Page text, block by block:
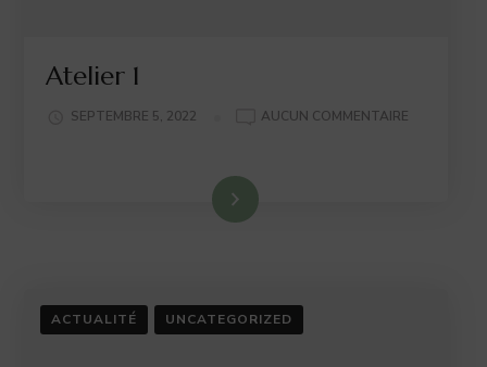
Atelier 1
SEPTEMBRE 5, 2022 AUCUN COMMENTAIREATELIER
Lire la suite
ACTUALITÉ UNCATEGORIZED